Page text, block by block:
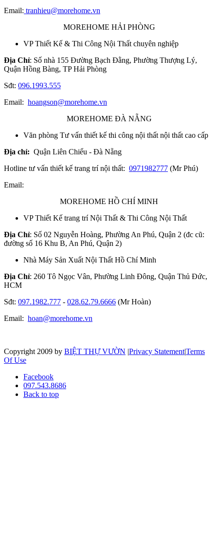
Email: tranhieu@morehome.vn
MOREHOME HẢI PHÒNG
VP Thiết Kế & Thi Công Nội Thất chuyên nghiệp
Địa Chỉ: Số nhà 155 Đường Bạch Đằng, Phường Thượng Lý,
Quận Hồng Bàng, TP Hải Phòng
Sđt: 096.1993.555
Email: hoangson@morehome.vn
MOREHOME ĐÀ NẴNG
Văn phòng Tư vấn thiết kế thi công nội thất nội thất cao cấp
Địa chỉ: Quận Liên Chiểu - Đà Nẵng
Hotline tư vấn thiết kế trang trí nội thất: 0971982777 (Mr Phú)
Email:
MOREHOME HỒ CHÍ MINH
VP Thiết Kế trang trí Nội Thất & Thi Công Nội Thất
Địa Chỉ: Số 02 Nguyễn Hoàng, Phường An Phú, Quận 2 (đc cũ:
đường số 16 Khu B, An Phú, Quận 2)
Nhà Máy Sản Xuất Nội Thất Hồ Chí Minh
Địa Chỉ: 260 Tô Ngọc Vân, Phường Linh Đông, Quận Thủ Đức,
HCM
Sđt: 097.1982.777 - 028.62.79.6666 (Mr Hoàn)
Email: hoan@morehome.vn
Copyright 2009 by BIỆT THỰ VƯỜN |Privacy Statement|Terms
Of Use
Facebook
097.543.8686
Back to top